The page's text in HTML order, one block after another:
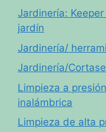
Jardinería:
jardín
Jardinería/
Jardinería/
Limpieza a
inalámbrica
Limpieza de alta